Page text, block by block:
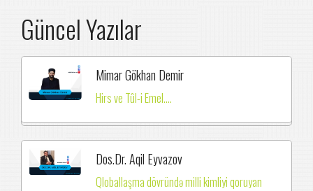
Güncel Yazılar
Mimar Gökhan Demir
Hirs ve Tûl-i Emel....
Dos.Dr. Aqil Eyvazov
Qloballaşma dövründə milli kimliyi qoruyan